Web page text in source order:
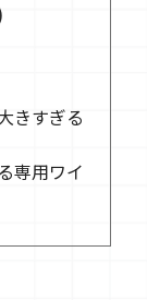
きすぎる
専用ワイ